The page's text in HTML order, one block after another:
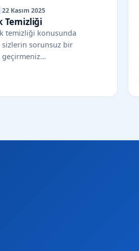
22 Kasım 2025
Temizliği
temizliği konusunda
sizlerin sorunsuz bir
geçirmeniz…